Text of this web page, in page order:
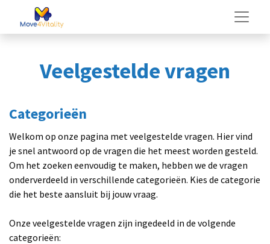
Veelgestelde vragen
Categorieën
Welkom op onze pagina met veelgestelde vragen. Hier vind
je snel antwoord op de vragen die het meest worden gesteld.
Om het zoeken eenvoudig te maken, hebben we de vragen
onderverdeeld in verschillende categorieën. Kies de categorie
die het beste aansluit bij jouw vraag.
Onze veelgestelde vragen zijn ingedeeld in de volgende
categorieën: